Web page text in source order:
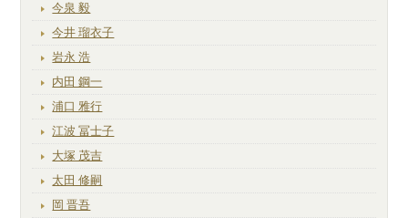
今泉 毅
今井 瑠衣子
岩永 浩
内田 鋼一
浦口 雅行
江波 冨士子
大塚 茂吉
太田 修嗣
岡 晋吾